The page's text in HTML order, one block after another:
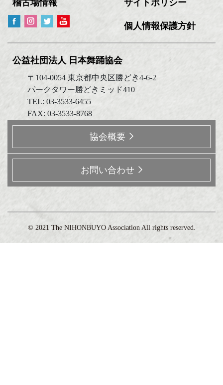
稽古場情報 サイトポリシー
個人情報保護方針
公益社団法人 日本舞踊協会
〒104-0054 東京都中央区勝どき4-6-2
パークタワー勝どきミッド410
TEL: 03-3533-6455
FAX: 03-3533-8768
協会概要
お問い合わせ
©️ 2021 The NIHONBUYO Association All rights reserved.